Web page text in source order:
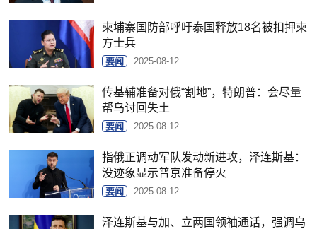
柬埔寨国防部呼吁泰国释放18名被扣押柬
方士兵
要闻 2025-08-12
传基辅准备对俄“割地”，特朗普：会尽量
帮乌讨回失土
要闻 2025-08-12
指俄正调动军队发动新进攻，泽连斯基：
没迹象显示普京准备停火
要闻 2025-08-12
泽连斯基与加、立两国领袖通话，强调乌